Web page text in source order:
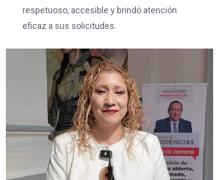
respetuoso, accesible y brindó atención
eficaz a sus solicitudes.